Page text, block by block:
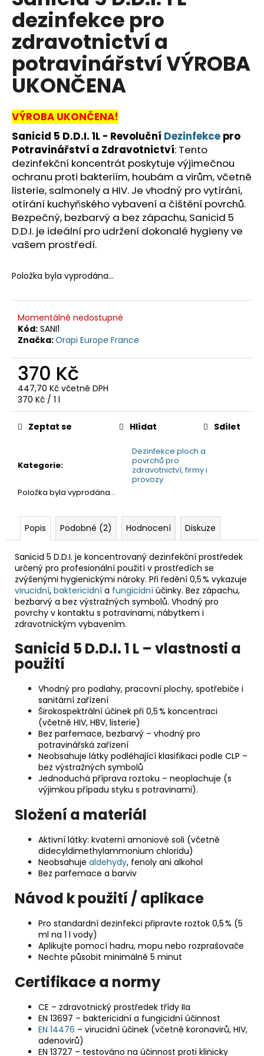
0,0
z
5
hvězdiček.
dezinfekce pro
zdravotnictví a
potravinářství VÝROBA
UKONČENA
VÝROBA UKONČENA!
Sanicid 5 D.D.I. 1L - Revoluční Dezinfekce pro
Potravinářství a Zdravotnictví: Tento
dezinfekční koncentrát poskytuje výjimečnou
ochranu proti bakteriím, houbám a virům, včetně
listerie, salmonely a HIV. Je vhodný pro vytírání,
otírání kuchyňského vybavení a čištění povrchů.
Bezpečný, bezbarvý a bez zápachu, Sanicid 5
D.D.I. je ideální pro udržení dokonalé hygieny ve
vašem prostředí.
Položka byla vyprodána…
Momentálně nedostupné
Kód: SANI1
Značka:Orapi Europe France
370 Kč
447,70 Kč včetně DPH
Měrná
cena:
370 Kč / 1 l
Kategorie:
Dezinfekce ploch a
povrchů pro
zdravotnictví, firmy i
provozy
Položka byla vyprodána…
Zeptat se Hlídat Sdílet
Popis Podobné (2) Hodnocení Diskuze
Sanicid 5 D.D.I. je koncentrovaný dezinfekční prostředek
určený pro profesionální použití v prostředích se
zvýšenými hygienickými nároky. Při ředění 0,5 % vykazuje
virucidní, baktericidní a fungicidní účinky. Bez zápachu,
bezbarvý a bez výstražných symbolů. Vhodný pro
povrchy v kontaktu s potravinami, nábytkem i
zdravotnickým vybavením.
Sanicid 5 D.D.I. 1 L – vlastnosti a
použití
Vhodný pro podlahy, pracovní plochy, spotřebiče i
sanitární zařízení
Širokospektrální účinek při 0,5 % koncentraci
(včetně HIV, HBV, listerie)
Bez parfemace, bezbarvý – vhodný pro
potravinářská zařízení
Neobsahuje látky podléhající klasifikaci podle CLP –
bez výstražných symbolů
Jednoduchá příprava roztoku – neoplachuje (s
výjimkou případu styku s potravinami).
Složení a materiál
Aktivní látky: kvaterní amoniové soli (včetně
didecyldimethylammonium chloridu)
Neobsahuje aldehydy, fenoly ani alkohol
Bez parfemace a barviv
Návod k použití / aplikace
Pro standardní dezinfekci připravte roztok 0,5 % (5
ml na 1 l vody)
Aplikujte pomocí hadru, mopu nebo rozprašovače
Nechte působit minimálně 5 minut
Certifikace a normy
CE – zdravotnický prostředek třídy IIa
EN 13697 – baktericidní a fungicidní účinnost
EN 14476 – virucidní účinek (včetně koronavirů, HIV,
adenovirů)
EN 13727 – testováno na účinnost proti klinicky
a
j
í
t
?
HLEDAT
D
o
p
o
r
u
u
e
m
e